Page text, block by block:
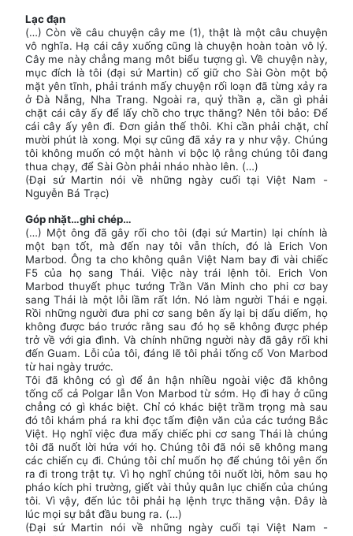
Lạc đạn
(…) Còn về câu chuyện cây me (1), thật là một câu chuyện
vô nghĩa. Hạ cái cây xuống cũng là chuyện hoàn toàn vô lý.
Cây me này chẳng mang môt biểu tượng gì. Về chuyện này,
mục đích là tôi (đại sứ Martin) cố giữ cho Sài Gòn một bộ
mặt yên tĩnh, phải tránh mấy chuyện rối loạn đã từng xảy ra
ở Đà Nẵng, Nha Trang. Ngoài ra, quỷ thần ạ, cần gì phải
chặt cái cây ấy để lấy chồ cho trực thăng? Nên tôi bảo: Để
cái cây ấy yên đi. Đơn giản thế thôi. Khi cần phải chặt, chỉ
mười phút là xong. Mọi sự cũng đã xảy ra y như vậy. Chúng
tôi không muốn có một hành vi bộc lộ rằng chúng tôi đang
thua chạy, để Sài Gòn phải nháo nhào lên. (…)
(Đại sứ Martin nói về những ngày cuối tại Việt Nam -
Nguyễn Bá Trạc)
Góp nhặt…ghi chép…
(…) Một ông đã gây rối cho tôi (đại sứ Martin) lại chính là
một bạn tốt, mà đến nay tôi vẫn thích, đó là Erich Von
Marbod. Ông ta cho không quân Việt Nam bay đi vài chiếc
F5 của họ sang Thái. Việc này trái lệnh tôi. Erich Von
Marbod thuyết phục tướng Trần Văn Minh cho phi cơ bay
sang Thái là một lỗi lầm rất lớn. Nó làm người Thái e ngại.
Rồi những người đưa phi cơ sang bên ấy lại bị dấu diếm, họ
không được báo trước rằng sau đó họ sẽ không được phép
trở về với gia đình. Và chính những người này đã gây rối khi
đến Guam. Lỗi của tôi, đáng lẽ tôi phải tống cổ Von Marbod
từ hai ngày trước.
Tôi đã không có gì để ân hận nhiều ngoài việc đã không
tống cổ cả Polgar lẫn Von Marbod từ sớm. Họ đi hay ở cũng
chẳng có gì khác biệt. Chỉ có khác biệt trầm trọng mà sau
đó tôi khám phá ra khi đọc tấm điện văn của các tướng Bắc
Việt. Họ nghĩ việc đưa mấy chiếc phi cơ sang Thái là chúng
tôi đã nuốt lời hứa với họ. Chúng tôi đã nói sẽ không mang
các chiến cụ đi. Chúng tôi chỉ muốn họ để chúng tôi yên ổn
ra đi trong trật tự. Vì họ nghĩ chúng tôi nuốt lời, hôm sau họ
pháo kích phi trường, giết vài thủy quân lục chiến của chúng
tôi. Vì vậy, đến lúc tôi phải hạ lệnh trực thăng vận. Đây là
lúc mọi sự bắt đầu bung ra. (…)
(Đại sứ Martin nói về những ngày cuối tại Việt Nam -